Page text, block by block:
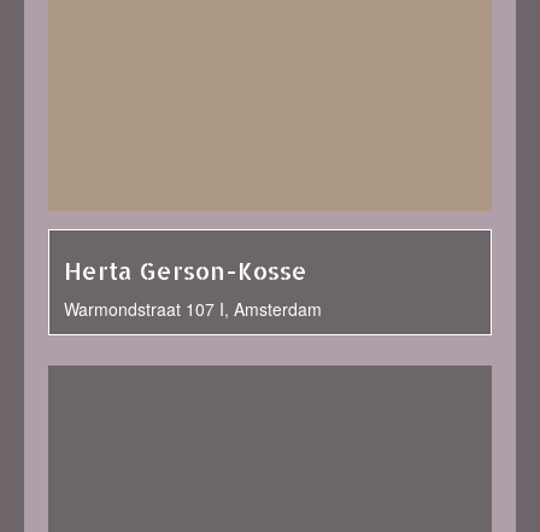
Herta Gerson-Kosse
Warmondstraat 107 I, Amsterdam